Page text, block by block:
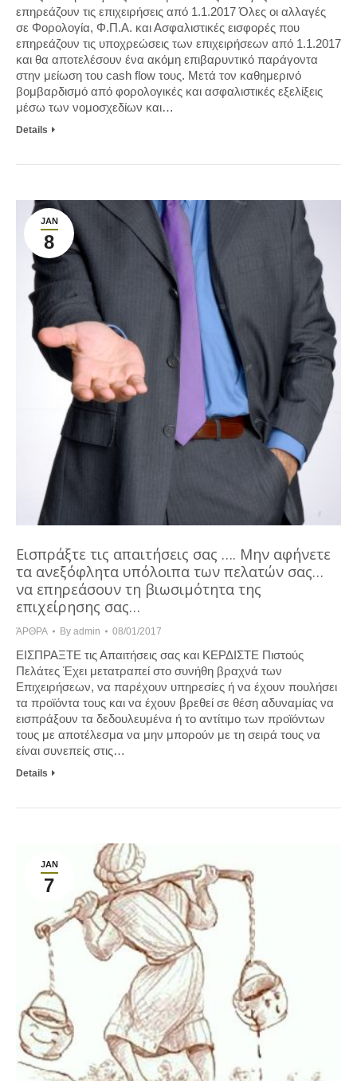
επηρεάζουν τις επιχειρήσεις από 1.1.2017 Όλες οι αλλαγές
σε Φορολογία, Φ.Π.Α. και Ασφαλιστικές εισφορές που
επηρεάζουν τις υποχρεώσεις των επιχειρήσεων από 1.1.2017
και θα αποτελέσουν ένα ακόμη επιβαρυντικό παράγοντα
στην μείωση του cash flow τους. Μετά τον καθημερινό
βομβαρδισμό από φορολογικές και ασφαλιστικές εξελίξεις
μέσω των νομοσχεδίων και…
Details
JAN
8
Εισπράξτε τις απαιτήσεις σας …. Μην αφήνετε
τα ανεξόφλητα υπόλοιπα των πελατών σας…
να επηρεάσουν τη βιωσιμότητα της
επιχείρησης σας…
ΆΡΘΡΑ By admin 08/01/2017
ΕΙΣΠΡΑΞΤΕ τις Απαιτήσεις σας και ΚΕΡΔΙΣΤΕ Πιστούς
Πελάτες Έχει μετατραπεί στο συνήθη βραχνά των
Επιχειρήσεων, να παρέχουν υπηρεσίες ή να έχουν πουλήσει
τα προϊόντα τους και να έχουν βρεθεί σε θέση αδυναμίας να
εισπράξουν τα δεδουλευμένα ή το αντίτιμο των προϊόντων
τους με αποτέλεσμα να μην μπορούν με τη σειρά τους να
είναι συνεπείς στις…
Details
JAN
7